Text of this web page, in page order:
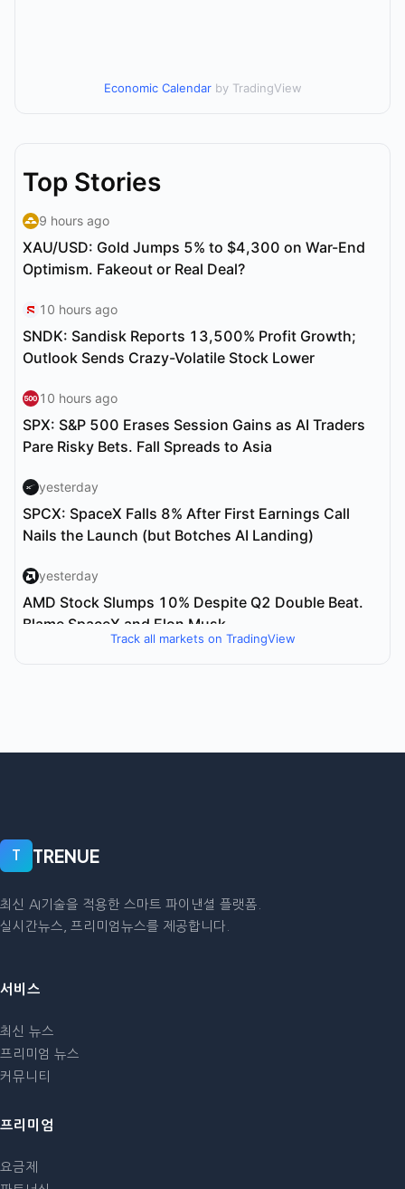
Economic Calendar by TradingView
Track all markets on TradingView
T TRENUE
최신 AI기술을 적용한 스마트 파이낸셜 플랫폼.
실시간뉴스, 프리미엄뉴스를 제공합니다.
서비스
최신 뉴스
프리미엄 뉴스
커뮤니티
프리미엄
요금제